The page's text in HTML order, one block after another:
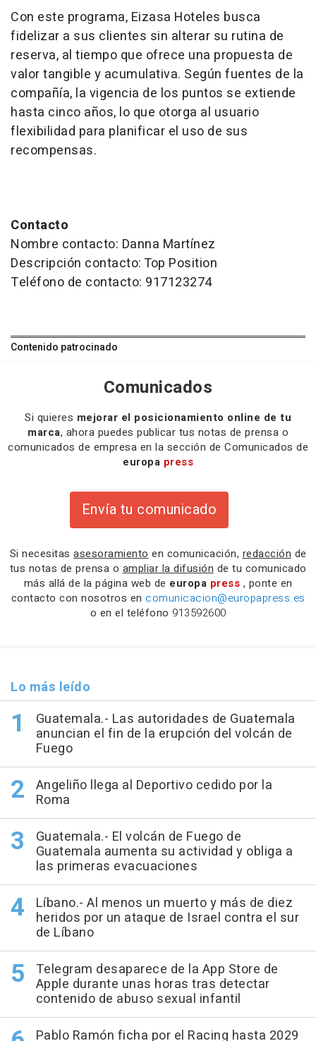
Con este programa, Eizasa Hoteles busca
fidelizar a sus clientes sin alterar su rutina de
reserva, al tiempo que ofrece una propuesta de
valor tangible y acumulativa. Según fuentes de la
compañía, la vigencia de los puntos se extiende
hasta cinco años, lo que otorga al usuario
flexibilidad para planificar el uso de sus
recompensas.
Contacto
Nombre contacto: Danna Martínez
Descripción contacto: Top Position
Teléfono de contacto: 917123274
Contenido patrocinado
Comunicados
Si quieres mejorar el posicionamiento online de tu
marca, ahora puedes publicar tus notas de prensa o
comunicados de empresa en la sección de Comunicados de
europa press
Envía tu comunicado
Si necesitas asesoramiento en comunicación, redacción de
tus notas de prensa o ampliar la difusión de tu comunicado
más allá de la página web de europa press , ponte en
contacto con nosotros en comunicacion@europapress.es
o en el teléfono 913592600
Lo más leído
Guatemala.- Las autoridades de Guatemala
anuncian el fin de la erupción del volcán de
Fuego
Angeliño llega al Deportivo cedido por la
Roma
Guatemala.- El volcán de Fuego de
Guatemala aumenta su actividad y obliga a
las primeras evacuaciones
Líbano.- Al menos un muerto y más de diez
heridos por un ataque de Israel contra el sur
de Líbano
Telegram desaparece de la App Store de
Apple durante unas horas tras detectar
contenido de abuso sexual infantil
Pablo Ramón ficha por el Racing hasta 2029